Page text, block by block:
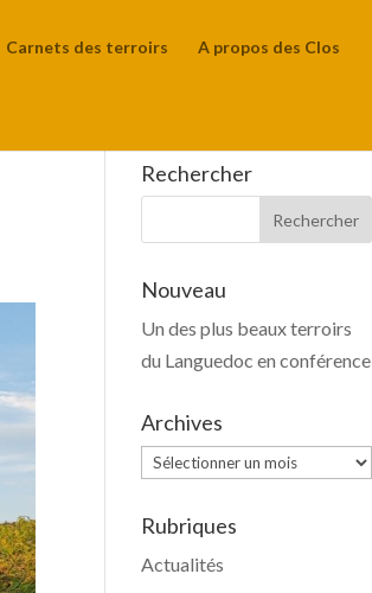
Carnets des terroirs A propos des Clos
Rechercher
Nouveau
Un des plus beaux terroirs
du Languedoc en conférence
Archives
Archives
Rubriques
Actualités